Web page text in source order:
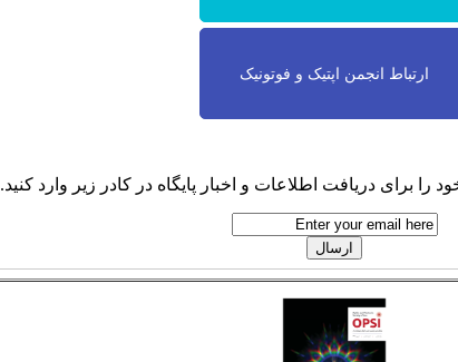
ارتباط انجمن اپتیک و فوتونیک
را برای دریافت اطلاعات و اخبار پایگاه در کادر زیر وارد کنید.